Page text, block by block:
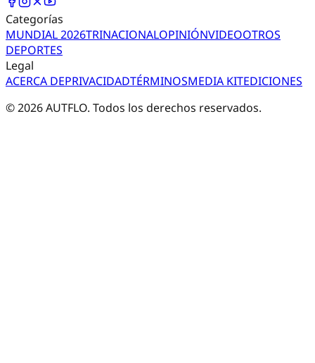
Categorías
MUNDIAL 2026TRINACIONALOPINIÓNVIDEOOTROS
DEPORTES
Legal
ACERCA DEPRIVACIDADTÉRMINOSMEDIA KITEDICIONES
©2026AUTFLO. Todos los derechos reservados.